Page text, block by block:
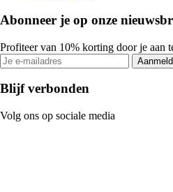
Abonneer je op onze
Profiteer van 10% korting door je aan
Blijf verbonden
Volg ons op sociale media